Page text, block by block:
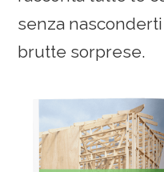
senza
brutte sorprese.